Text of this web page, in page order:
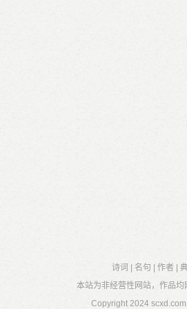
诗词 名句 作者
本站为非经营性网站，作品均
Copyright 2024